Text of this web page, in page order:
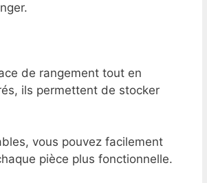
de rangement tout en
ils permettent de stocker
vous pouvez facilement
pièce plus fonctionnelle.